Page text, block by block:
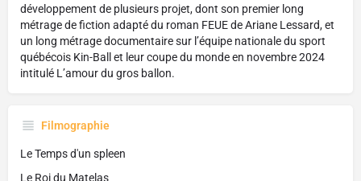
développement de plusieurs projet, dont son premier long
métrage de fiction adapté du roman FEUE de Ariane Lessard, et
un long métrage documentaire sur l’équipe nationale du sport
québécois Kin-Ball et leur coupe du monde en novembre 2024
intitulé L’amour du gros ballon.
Filmographie
Le Temps d'un spleen
Le Roi du Matelas